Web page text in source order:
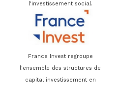
l'investissement social.
France Invest regroupe
l'ensemble des structures de
capital investissement en